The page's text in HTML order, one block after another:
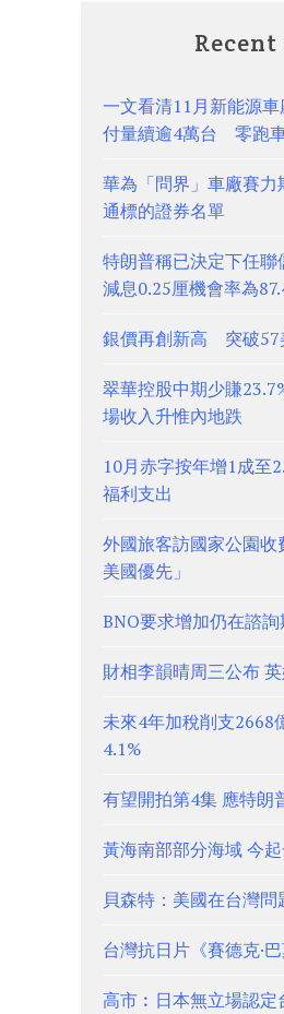
Recent
一文看清11月新能源
付量續逾4萬台 零跑
華為「問界」車廠賽
通標的證券名單
特朗普稱已決定下任
減息0.25厘機會率為
銀價再創新高 突破57
翠華控股中期少賺
場收入升惟內地跌
10月赤字按年增1成至
福利支出
外國旅客訪國家公園
美國優先」
BNO要求增加仍在諮
財相李韻晴周三公布
未來4年加稅削支2668
4.1%
有望開拍第4集 應特朗
黃海南部部分海域 今
貝森特：美國在台灣
台灣抗日片《賽德克·
高市︰日本無立場認